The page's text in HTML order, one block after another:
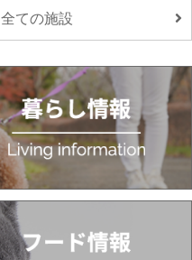
全ての施設